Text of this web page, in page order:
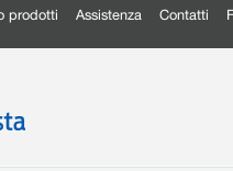
prodotti Assistenza Contatti